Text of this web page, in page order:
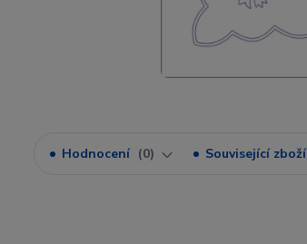
Hodnocení 0 Související zboží